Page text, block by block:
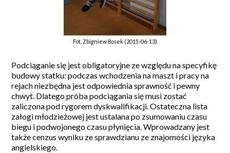
Fot. Zbigniew Bosek (2015-06-13)
Podciąganie się jest obligatoryjne ze względu na specyfikę
budowy statku: podczas wchodzenia na maszt i pracy na
rejach niezbędna jest odpowiednia sprawność i pewny
chwyt. Dlatego próba podciągania się musi zostać
zaliczona pod rygorem dyskwalifikacji. Ostateczna lista
załogi młodzieżowej jest ustalana po zsumowaniu czasu
biegu i podwojonego czasu płynięcia. Wprowadzany jest
także cenzus wyniku ze sprawdzianu ze znajomości języka
angielskiego.